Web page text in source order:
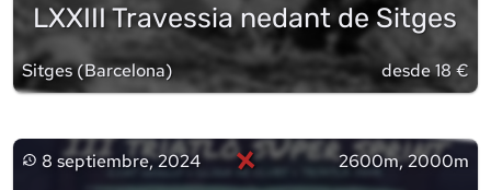
LXXIII Travessia nedant de Sitges
Sitges(Barcelona) desde 18 €
8 septiembre, 2024 × 2600m, 2000m